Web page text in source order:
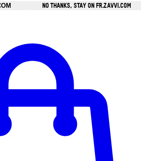
NO THANKS, STAY ON FR.ZAVVI.COM